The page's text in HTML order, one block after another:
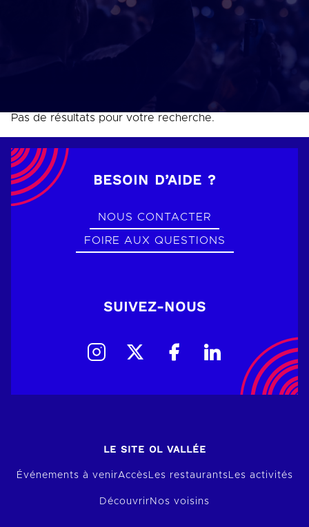
Pas de résultats pour votre recherche.
BESOIN D’AIDE ?
NOUS CONTACTER
FOIRE AUX QUESTIONS
SUIVEZ-NOUS
LE SITE OL VALLÉE
Événements à venirAccèsLes restaurantsLes activités
Découvrir Nos voisins